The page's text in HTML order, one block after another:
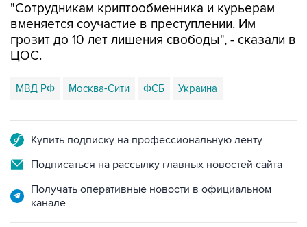
"Сотрудникам криптообменника и курьерам
вменяется соучастие в преступлении. Им
грозит до 10 лет лишения свободы", - сказали в
ЦОС.
МВД РФ Москва-Сити ФСБ Украина
Купить подписку на профессиональную ленту
Подписаться на рассылку главных новостей сайта
Получать оперативные новости в официальном
канале